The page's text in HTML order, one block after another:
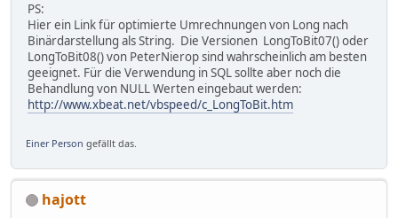
PS:
Hier ein Link für optimierte Umrechnungen von Long nach
Binärdarstellung als String. Die Versionen LongToBit07() oder
LongToBit08() von PeterNierop sind wahrscheinlich am besten
geeignet. Für die Verwendung in SQL sollte aber noch die
Behandlung von NULL Werten eingebaut werden:
http://www.xbeat.net/vbspeed/c_LongToBit.htm
Einer Person gefällt das.
hajott